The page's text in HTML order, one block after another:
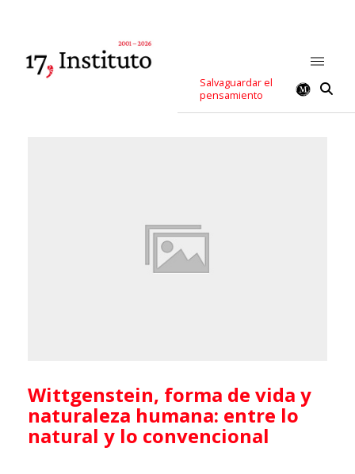
Salvaguardar el
pensamiento
Wittgenstein, forma de vida y
naturaleza humana: entre lo
natural y lo convencional